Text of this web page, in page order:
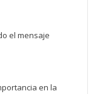
el mensaje
en la